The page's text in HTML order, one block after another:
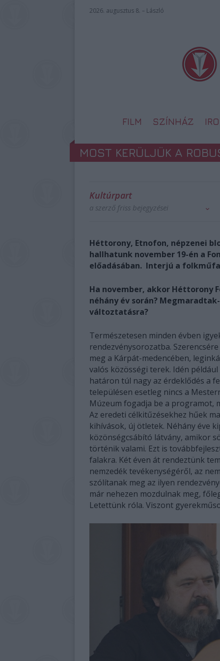
2026. augusztus 8. – László
FILM SZÍNHÁZ
MOST KERÜLJÜK A
Kultúrpart
a szerző friss bejegyzései
Héttorony, Etnofon, népzenei
hallhatunk november 19-én a
előadásában. Interjú a
Ha november, akkor Héttorony
néhány év során?
változtatásra?
Természetesen minden évben
rendezvénysorozatba.
meg a Kárpát-medencében,
valós közösségi terek. Idén
határon túl nagy az érdeklődés a
településen esetleg nincs a
Múzeum fogadja be a programot,
Az eredeti célkitűzésekhez hűek
kihívások, új ötletek. Néhány éve
közönségcsábító látvány, amikor
történik valami. Ezt is
falakra. Két éven át rendeztünk
nemzedék tevékenységéről, az
szólítanak meg az ilyen
már nehezen mozdulnak meg,
Letettünk róla. Viszont